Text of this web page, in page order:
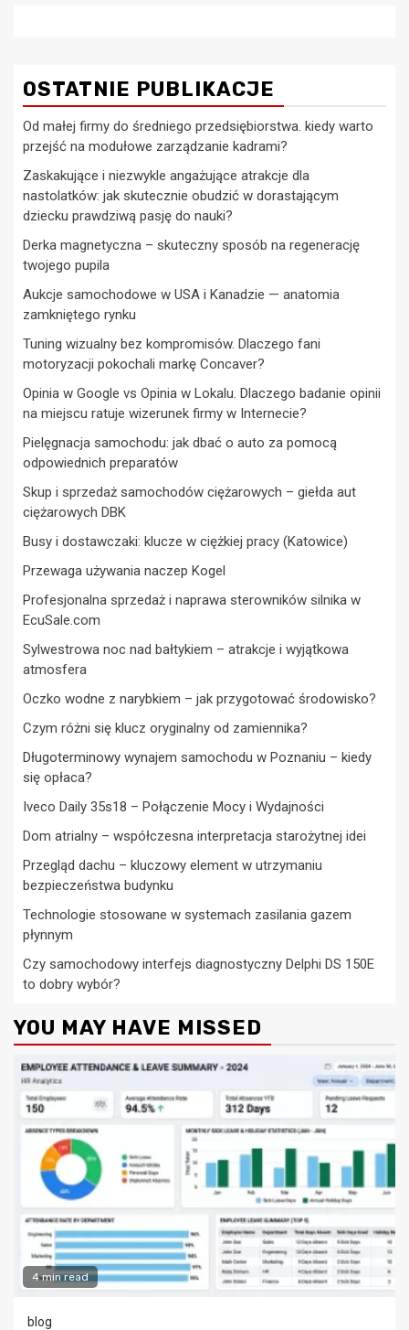
OSTATNIE PUBLIKACJE
Od małej firmy do średniego przedsiębiorstwa. kiedy warto
przejść na modułowe zarządzanie kadrami?
Zaskakujące i niezwykle angażujące atrakcje dla
nastolatków: jak skutecznie obudzić w dorastającym
dziecku prawdziwą pasję do nauki?
Derka magnetyczna – skuteczny sposób na regenerację
twojego pupila
Aukcje samochodowe w USA i Kanadzie — anatomia
zamkniętego rynku
Tuning wizualny bez kompromisów. Dlaczego fani
motoryzacji pokochali markę Concaver?
Opinia w Google vs Opinia w Lokalu. Dlaczego badanie opinii
na miejscu ratuje wizerunek firmy w Internecie?
Pielęgnacja samochodu: jak dbać o auto za pomocą
odpowiednich preparatów
Skup i sprzedaż samochodów ciężarowych – giełda aut
ciężarowych DBK
Busy i dostawczaki: klucze w ciężkiej pracy (Katowice)
Przewaga używania naczep Kogel
Profesjonalna sprzedaż i naprawa sterowników silnika w
EcuSale.com
Sylwestrowa noc nad bałtykiem – atrakcje i wyjątkowa
atmosfera
Oczko wodne z narybkiem – jak przygotować środowisko?
Czym różni się klucz oryginalny od zamiennika?
Długoterminowy wynajem samochodu w Poznaniu – kiedy
się opłaca?
Iveco Daily 35s18 – Połączenie Mocy i Wydajności
Dom atrialny – współczesna interpretacja starożytnej idei
Przegląd dachu – kluczowy element w utrzymaniu
bezpieczeństwa budynku
Technologie stosowane w systemach zasilania gazem
płynnym
Czy samochodowy interfejs diagnostyczny Delphi DS 150E
to dobry wybór?
YOU MAY HAVE MISSED
4 min read
blog